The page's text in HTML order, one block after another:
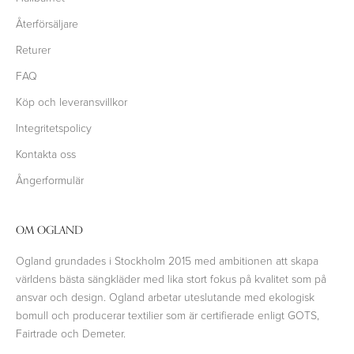
Återförsäljare
Returer
FAQ
Köp och leveransvillkor
Integritetspolicy
Kontakta oss
Ångerformulär
OM OGLAND
Ogland grundades i Stockholm 2015 med ambitionen att skapa
världens bästa sängkläder med lika stort fokus på kvalitet som på
ansvar och design. Ogland arbetar uteslutande med ekologisk
bomull och producerar textilier som är certifierade enligt GOTS,
Fairtrade och Demeter.